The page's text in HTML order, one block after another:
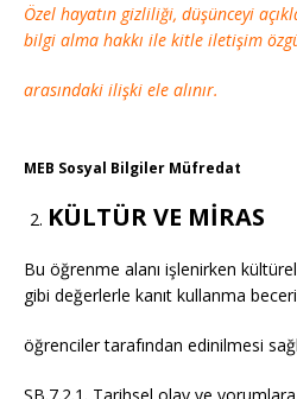
Özel hayatın gizliliği, düşünceyi
bilgi alma hakkı ile kitle iletişim
arasındaki ilişki ele alınır.
MEB Sosyal Bilgiler Müfredat
KÜLTÜR VE MİRAS
Bu öğrenme alanı işlenirken
gibi değerlerle kanıt kullanma
öğrenciler tarafından edinilmesi